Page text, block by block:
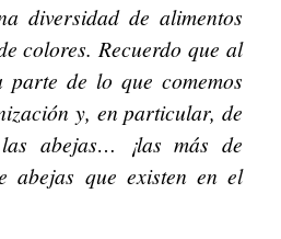
diversidad de alimentos
colores. Recuerdo que al
parte de lo que comemos
y, en particular, de
abejas… ¡las más de
abejas que existen en el